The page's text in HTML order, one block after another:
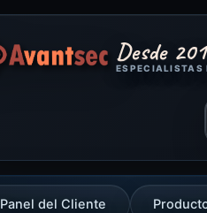
Desde
ESPECIALISTAS
Panel del Cliente